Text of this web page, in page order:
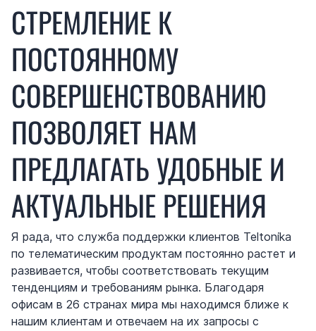
СТРЕМЛЕНИЕ К
ПОСТОЯННОМУ
СОВЕРШЕНСТВОВАНИЮ
ПОЗВОЛЯЕТ НАМ
ПРЕДЛАГАТЬ УДОБНЫЕ И
АКТУАЛЬНЫЕ РЕШЕНИЯ
Я рада, что служба поддержки клиентов Teltonika
по телематическим продуктам постоянно растет и
развивается, чтобы соответствовать текущим
тенденциям и требованиям рынка. Благодаря
офисам в 26 странах мира мы находимся ближе к
нашим клиентам и отвечаем на их запросы с